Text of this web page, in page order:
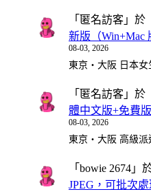
「 匿名訪客 」於
新版（Win+Mac
08-03, 2026
東京・大阪 日本
「 匿名訪客 」於
體中文版+免費版
08-03, 2026
東京・大阪 高級
「 bowie 2674 」
JPEG，可批次